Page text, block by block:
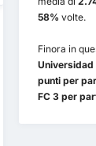
58% volte.
Finora in
Universidad
punti per
FC 3 per